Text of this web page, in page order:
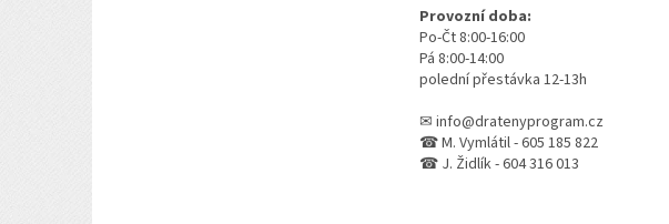
Provozní doba:
Po-Čt 8:00-16:00
Pá 8:00-14:00
polední přestávka 12-13h
✉ info@dratenyprogram.cz
☎ M. Vymlátil - 605 185 822
☎ J. Židlík - 604 316 013